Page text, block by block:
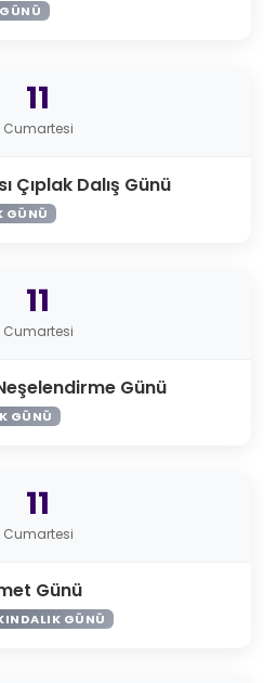
11
Cumartesi
Çıplak Dalış Günü
GÜNÜ
11
Cumartesi
Günü
GÜNÜ
11
Cumartesi
Günü
GÜNÜ